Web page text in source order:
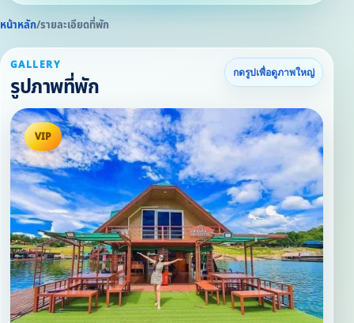
หน้าหลัก/รายละเอียดที่พัก
GALLERY
รูปภาพที่พัก
กดรูปเพื่อดูภาพใหญ่
VIP